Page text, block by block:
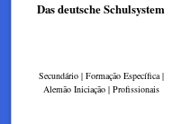
Das deutsche Schulsystem
Secundário | Formação Específica |
Alemão Iniciação | Profissionais